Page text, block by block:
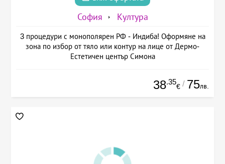
София Култура
3 процедури с монополярен РФ - Индиба! Оформяне на
зона по избор от тяло или контур на лице от Дермо-
Естетичен център Симона
38.35
€ / 75лв.